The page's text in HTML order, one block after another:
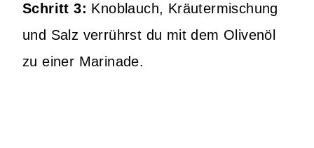
Schritt 3: Knoblauch, Kräutermischung
und Salz verrührst du mit dem Olivenöl
zu einer Marinade.